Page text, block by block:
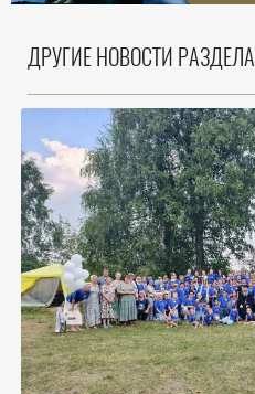
ДРУГИЕ НОВОСТИ РАЗДЕЛА